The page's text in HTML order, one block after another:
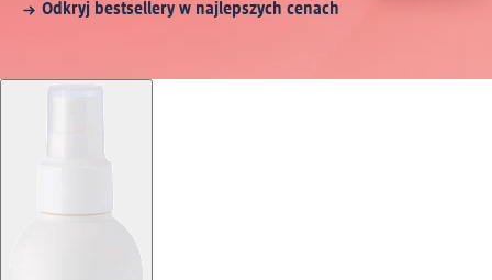
Odkryj bestsellery w najlepszych cenach